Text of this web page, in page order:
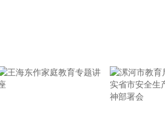
报预警，做到“早报、快报、多报”，多部
化预报，健全预警叫应机制，全面覆盖重
有序启动响应，科学把握“时、度、效”，